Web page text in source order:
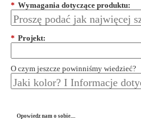
* Wymagania dotyczące produktu:
* Projekt:
O czym jeszcze powinniśmy wiedzieć?
Opowiedz nam o sobie....